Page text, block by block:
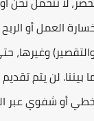
العمل أو
وغيرها،
لن يتم
أو شفوي عبر